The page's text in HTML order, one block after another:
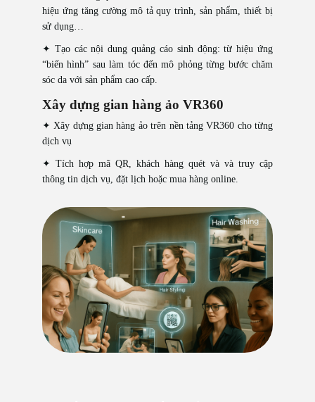
hiệu ứng tăng cường mô tả quy trình, sản phẩm, thiết bị
sử dụng…
✦ Tạo các nội dung quảng cáo sinh động: từ hiệu ứng
“biến hình” sau làm tóc đến mô phỏng từng bước chăm
sóc da với sản phẩm cao cấp.
Xây dựng gian hàng ảo VR360
✦ Xây dựng gian hàng ảo trên nền tảng VR360 cho từng
dịch vụ
✦ Tích hợp mã QR, khách hàng quét và và truy cập
thông tin dịch vụ, đặt lịch hoặc mua hàng online.